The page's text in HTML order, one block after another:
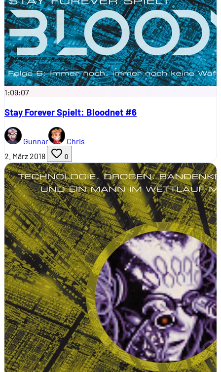
1:09:07
Stay Forever Spielt: Bloodnet #6
Gunnar
Chris
2. März 2018
0